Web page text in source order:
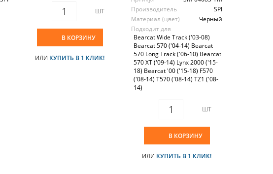
ШТ
В КОРЗИНУ
ИЛИ КУПИТЬ В 1 КЛИК!
Производитель
SPI
Материал (цвет)
Черный
Подходит для
Bearcat Wide Track ('03-08)
Bearcat 570 ('04-14) Bearcat
570 Long Track ('06-10) Bearcat
570 XT ('09-14) Lynx 2000 ('15-
18) Bearcat '00 ('15-18) F570
('08-14) T570 ('08-14) TZ1 ('08-
14)
ШТ
В КОРЗИНУ
ИЛИ КУПИТЬ В 1 КЛИК!